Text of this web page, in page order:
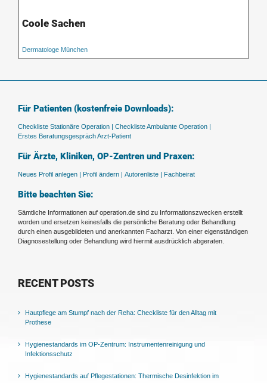
Coole Sachen
Dermatologe München
Für Patienten (kostenfreie Downloads):
Checkliste Stationäre Operation |
Checkliste Ambulante Operation |
Erstes Beratungsgespräch Arzt-Patient
Für Ärzte, Kliniken, OP-Zentren und Praxen:
Neues Profil anlegen | Profil ändern | Autorenliste | Fachbeirat
Bitte beachten Sie:
Sämtliche Informationen auf operation.de sind zu Informationszwecken erstellt
worden und ersetzen keinesfalls die persönliche Beratung oder Behandlung
durch einen ausgebildeten und anerkannten Facharzt. Von einer eigenständigen
Diagnosestellung oder Behandlung wird hiermit ausdrücklich abgeraten.
RECENT POSTS
Hautpflege am Stumpf nach der Reha: Checkliste für den Alltag mit
Prothese
Hygienestandards im OP-Zentrum: Instrumentenreinigung und
Infektionsschutz
Hygienestandards auf Pflegestationen: Thermische Desinfektion im